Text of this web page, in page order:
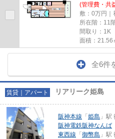
(管理費・共
敷：0万円｜
所在階：11
間取り：1K
面積：21.56
全6件
賃貸｜アパート リアリーク姫島
阪神本線 「 姫島 」駅
阪神電鉄阪神なんば
東西線 「 御幣島 」駅